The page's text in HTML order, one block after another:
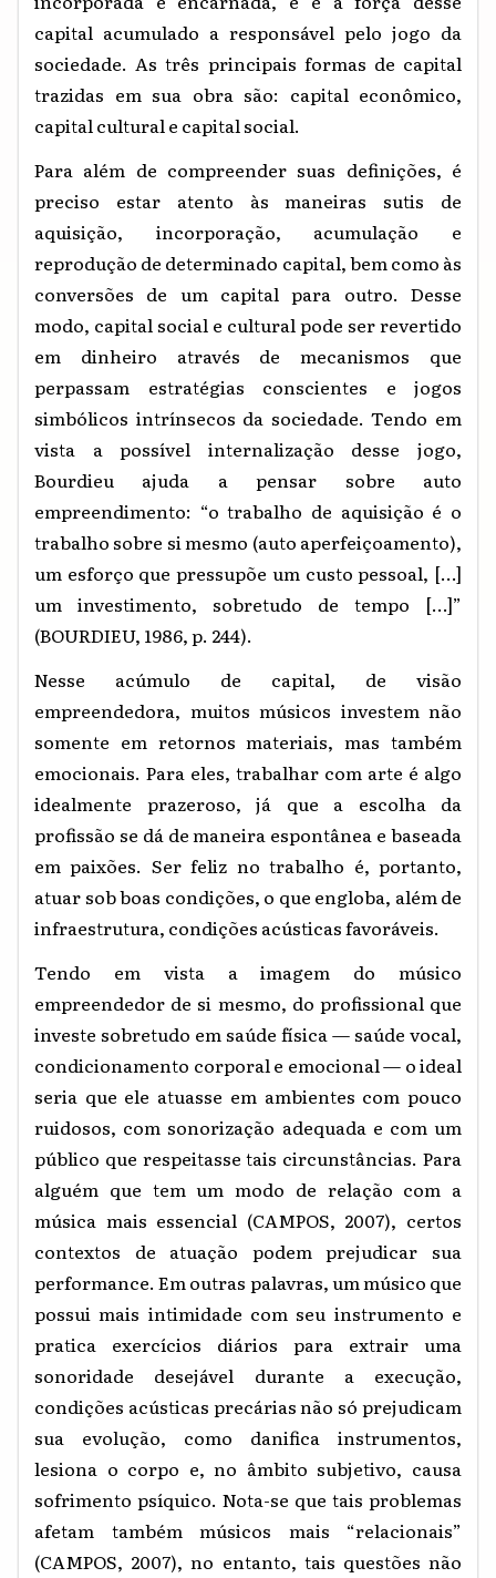
capital acumulado a responsável pelo jogo da
sociedade. As três principais formas de capital
trazidas em sua obra são: capital econômico,
capital cultural e capital social.
Para além de compreender suas definições, é
preciso estar atento às maneiras sutis de
aquisição, incorporação, acumulação e
reprodução de determinado capital, bem como às
conversões de um capital para outro. Desse
modo, capital social e cultural pode ser revertido
em dinheiro através de mecanismos que
perpassam estratégias conscientes e jogos
simbólicos intrínsecos da sociedade. Tendo em
vista a possível internalização desse jogo,
Bourdieu ajuda a pensar sobre auto
empreendimento: “o trabalho de aquisição é o
trabalho sobre si mesmo (auto aperfeiçoamento),
um esforço que pressupõe um custo pessoal, […]
um investimento, sobretudo de tempo […]”
(BOURDIEU, 1986, p. 244).
Nesse acúmulo de capital, de visão
empreendedora, muitos músicos investem não
somente em retornos materiais, mas também
emocionais. Para eles, trabalhar com arte é algo
idealmente prazeroso, já que a escolha da
profissão se dá de maneira espontânea e baseada
em paixões. Ser feliz no trabalho é, portanto,
atuar sob boas condições, o que engloba, além de
infraestrutura, condições acústicas favoráveis.
Tendo em vista a imagem do músico
empreendedor de si mesmo, do profissional que
investe sobretudo em saúde física — saúde vocal,
condicionamento corporal e emocional — o ideal
seria que ele atuasse em ambientes com pouco
ruidosos, com sonorização adequada e com um
público que respeitasse tais circunstâncias. Para
alguém que tem um modo de relação com a
música mais essencial (CAMPOS, 2007), certos
contextos de atuação podem prejudicar sua
performance. Em outras palavras, um músico que
possui mais intimidade com seu instrumento e
pratica exercícios diários para extrair uma
sonoridade desejável durante a execução,
condições acústicas precárias não só prejudicam
sua evolução, como danifica instrumentos,
lesiona o corpo e, no âmbito subjetivo, causa
sofrimento psíquico. Nota-se que tais problemas
afetam também músicos mais “relacionais”
(CAMPOS, 2007), no entanto, tais questões não